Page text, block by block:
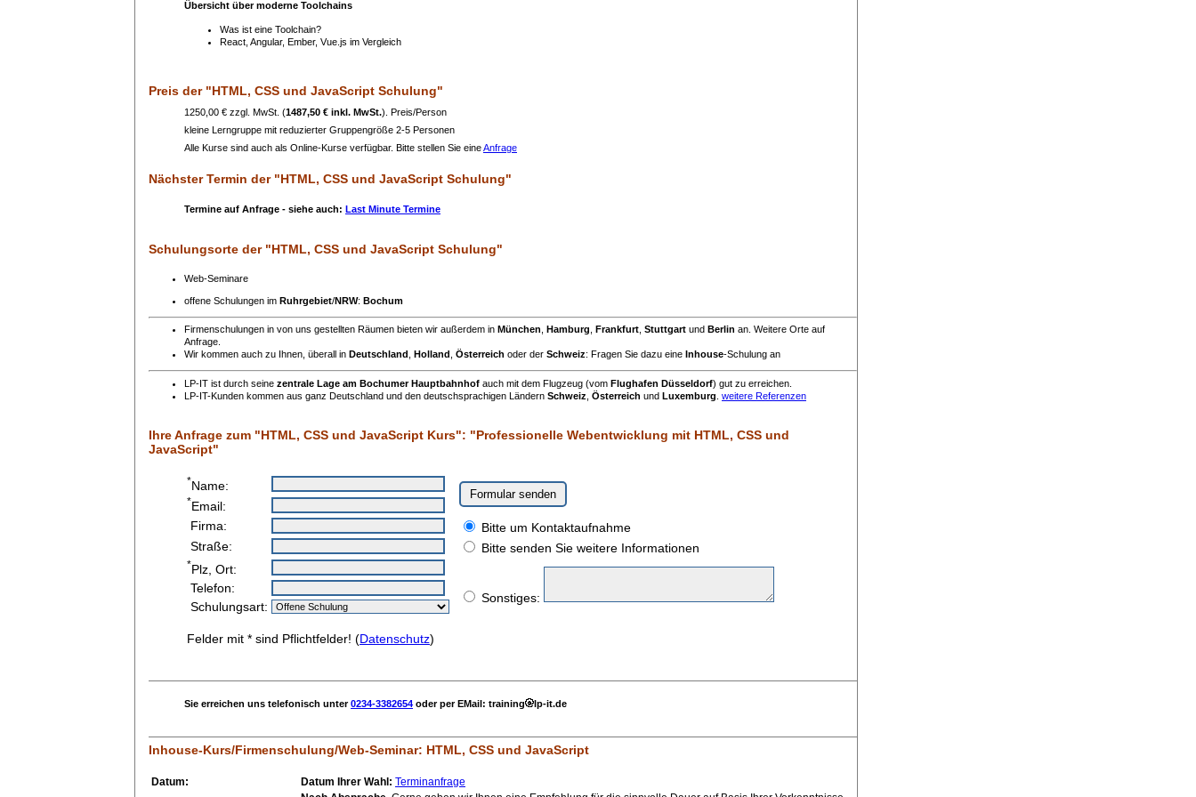
Übersicht über moderne Toolchains
Was ist eine Toolchain?
React, Angular, Ember, Vue.js im Vergleich
Preis der "HTML, CSS und JavaScript Schulung"
1250,00 € zzgl. MwSt. (1487,50 € inkl. MwSt.). Preis/Person
kleine Lerngruppe mit reduzierter Gruppengröße 2-5 Personen
Alle Kurse sind auch als Online-Kurse verfügbar. Bitte stellen Sie eineAnfrage
Nächster Termin der "HTML, CSS und JavaScript Schulung"
Termine auf Anfrage - siehe auch: Last Minute Termine
Schulungsorte der "HTML, CSS und JavaScript Schulung"
Web-Seminare
offene Schulungen im Ruhrgebiet/NRW: Bochum
Firmenschulungen in von uns gestellten Räumen bieten wir außerdem in München Hamburg Frankfurt Stuttgart und Berlin an. Weitere Orte auf
Anfrage.
Wir kommen auch zu Ihnen, überall in Deutschland Holland Österreich oder der Schweiz: Fragen Sie dazu eine Inhouse-Schulung an
LP-IT ist durch seine zentrale Lage am Bochumer Hauptbahnhof auch mit dem Flugzeug (vom Flughafen Düsseldorf) gut zu erreichen.
LP-IT-Kunden kommen aus ganz Deutschland und den deutschsprachigen Ländern Schweiz Österreich und Luxemburg weitere Referenzen
Ihre Anfrage zum "HTML, CSS und JavaScript Kurs": "Professionelle Webentwicklung mit HTML, CSS und
JavaScript"
*Name:
*Email:
Firma:
Bitte um Kontaktaufnahme
Straße:
Bitte senden Sie weitere Informationen
*Plz, Ort:
Sonstiges:
Telefon:
Schulungsart:
Felder mit * sind Pflichtfelder! (Datenschutz)
Sie erreichen uns telefonisch unter0234-3382654 oder per EMail: training lp-it.de
Inhouse-Kurs/Firmenschulung/Web-Seminar: HTML, CSS und JavaScript
Datum: Datum Ihrer Wahl: Terminanfrage